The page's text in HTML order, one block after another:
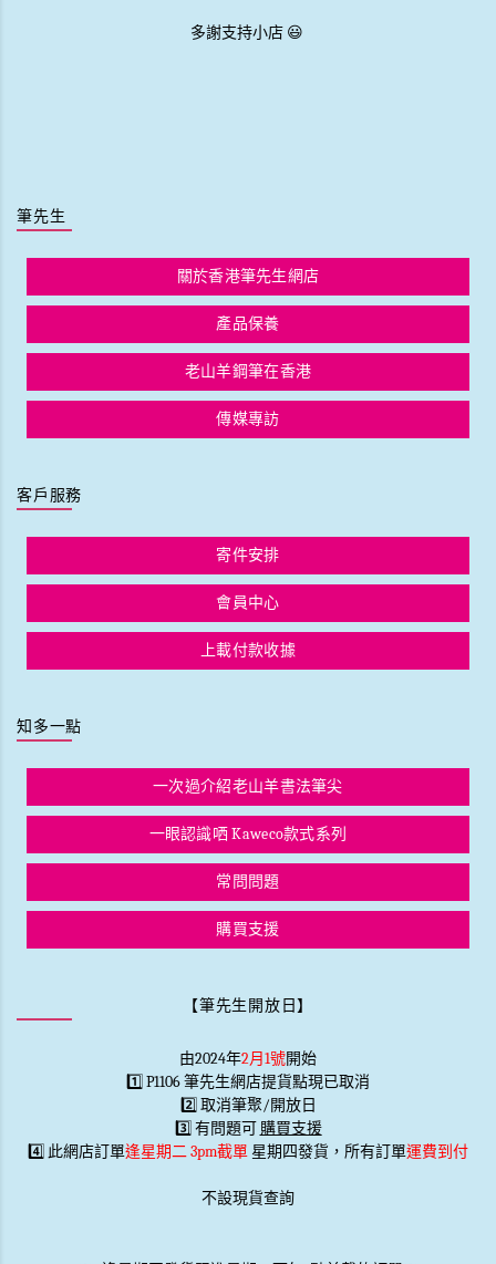
多謝支持小店 😃
筆先生
關於香港筆先生網店
產品保養
老山羊鋼筆在香港
傳媒專訪
客戶服務
寄件安排
會員中心
上載付款收據
知多一點
一次過介紹老山羊書法筆尖
一眼認識哂 Kaweco款式系列
常問問題
購買支援
【筆先生開放日】
由2024年2月1號開始
1️⃣ P1106 筆先生網店提貨點現已取消
2️⃣ 取消筆聚/開放日
3️⃣ 有問題可 購買支援
4️⃣ 此網店訂單逢星期二 3pm截單 星期四發貨，所有訂單運費到付
不設現貨查詢